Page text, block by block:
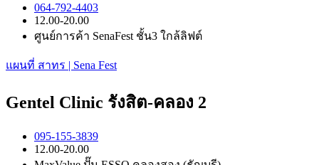
064-792-4403
12.00-20.00
ศูนย์การค้า SenaFest ชั้น3 ใกล้ลิฟต์
แผนที่ สาทร | Sena Fest
Gentel Clinic รังสิต-คลอง 2
095-155-3839
12.00-20.00